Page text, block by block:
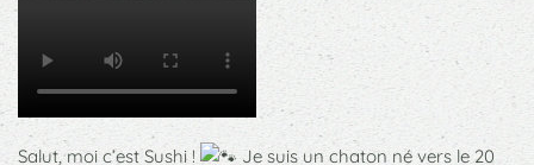
Salut, moi c’est Sushi ! Je suis un chaton né vers le 20